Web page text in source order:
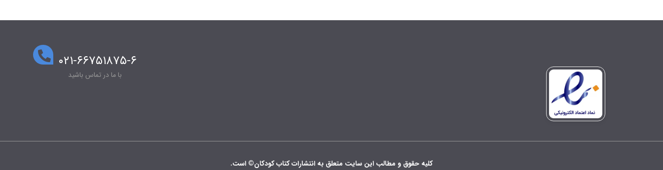
۰۲۱-۶۶۷۵۱۸۷۵-۶
با ما در تماس باشید
کلیه حقوق و مطالب این سایت متعلق به انتشارات کتاب کودکان© است.